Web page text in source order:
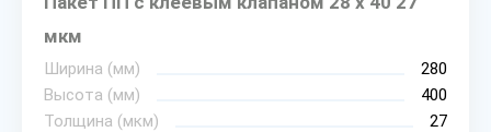
мкм
Ширина (мм)
280
Высота (мм)
400
Толщина (мкм)
27